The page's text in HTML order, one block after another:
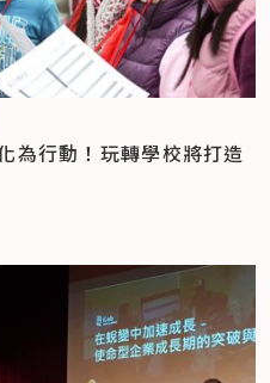
為行動！玩轉學校將打造